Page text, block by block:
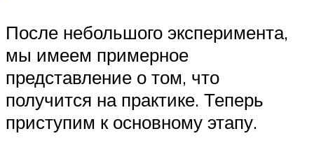
После небольшого эксперимента,
мы имеем примерное
представление о том, что
получится на практике. Теперь
приступим к основному этапу.